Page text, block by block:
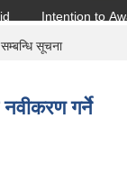
Intention to Award
सूचना
गर्ने